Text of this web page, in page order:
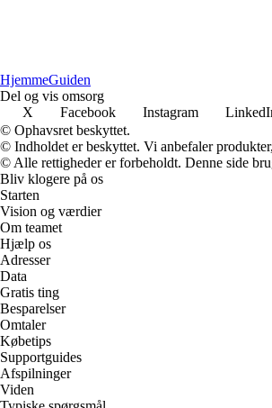
HjemmeGuiden
Del og vis omsorg
X
Facebook Instagram
© Ophavsret beskyttet.
© Indholdet er beskyttet. Vi anbefaler
© Alle rettigheder er forbeholdt. Denne side
Bliv klogere på os
Starten
Vision og værdier
Om teamet
Hjælp os
Adresser
Data
Gratis ting
Besparelser
Omtaler
Købetips
Supportguides
Afspilninger
Viden